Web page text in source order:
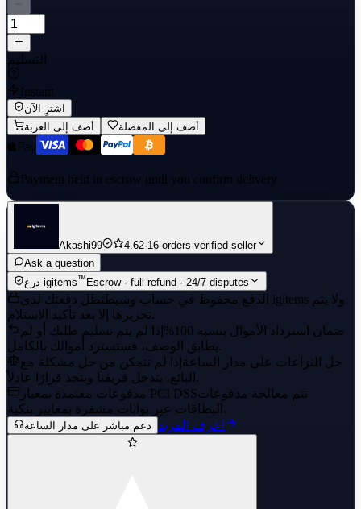
التسليم
Instant
اشترِ الآن
أضف إلى العربة
أضف إلى المفضلة
Payment held in escrow until you confirm delivery
Akashi99 4.62·16 orders·verified seller
Ask a question
درع igitems™ Escrow · full refund · 24/7 disputes
الدفع محفوظ في حساب وسيط تظل دفعتك لدى igitems ولا يتم
تحريرها إلا بعد تأكيد الاستلام.
ضمان استرداد الأموال بنسبة 100%
إذا لم يتم تسليم طلبك أو لم
يطابق الوصف، فستسترد أموالك بالكامل.
حل النزاعات على مدار الساعة إذا لم تتمكن من حل مشكلة مع
البائع، يتدخل فريقنا ويتخذ قرارًا عادلاً.
مدفوعات معتمدة بمعيار PCI DSSتتم معالجة مدفوعات
البطاقات عبر بوابات مشفرة بمعايير بنكية.
دعم مباشر على مدار الساعة اعرف المزيد